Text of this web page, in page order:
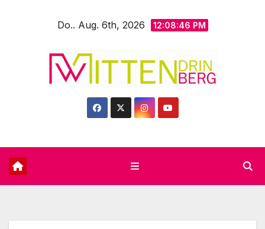
Do.. Aug. 6th, 2026 12:08:48 PM